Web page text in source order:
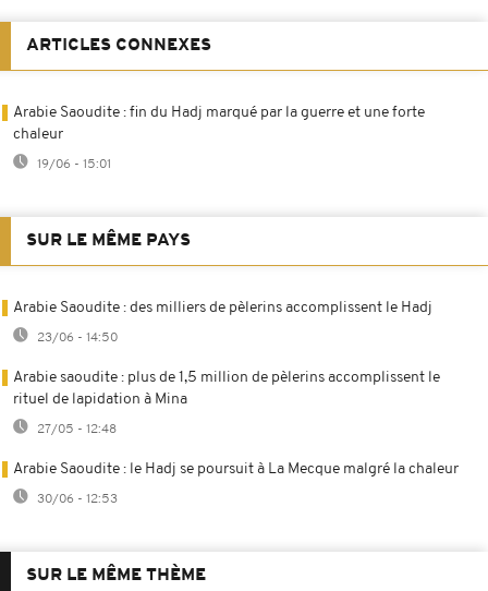
ARTICLES CONNEXES
Arabie Saoudite : fin du Hadj marqué par la guerre et une forte
chaleur
19/06 - 15:01
SUR LE MÊME PAYS
Arabie Saoudite : des milliers de pèlerins accomplissent le Hadj
23/06 - 14:50
Arabie saoudite : plus de 1,5 million de pèlerins accomplissent le
rituel de lapidation à Mina
27/05 - 12:48
Arabie Saoudite : le Hadj se poursuit à La Mecque malgré la chaleur
30/06 - 12:53
SUR LE MÊME THÈME